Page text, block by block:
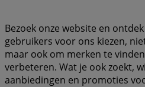
Bezoek onze website en
gebruikers voor ons kiezen,
maar ook om merken te
verbeteren. Wat je ook zoekt,
aanbiedingen en promoties